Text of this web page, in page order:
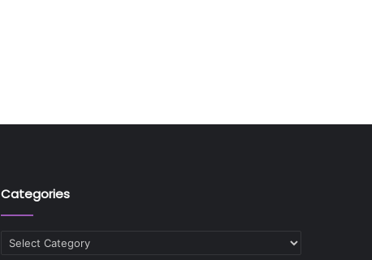
Categories
Categories